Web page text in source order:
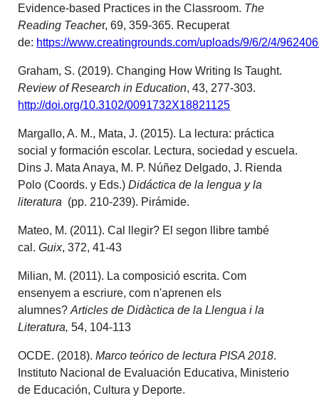
Evidence-based Practices in the Classroom. The
Reading Teacher, 69, 359-365. Recuperat
de: https://www.creatingrounds.com/uploads/9/6/2/4/
Graham, S. (2019). Changing How Writing Is Taught.
Review of Research in Education, 43, 277-303.
http://doi.org/10.3102/0091732X18821125
Margallo, A. M., Mata, J. (2015). La lectura: práctica
social y formación escolar. Lectura, sociedad y escuela.
Dins J. Mata Anaya, M. P. Núñez Delgado, J. Rienda
Polo (Coords. y Eds.)Didáctica de la lengua y la
literatura (pp. 210-239). Pirámide.
Mateo, M. (2011). Cal llegir? El segon llibre també
cal.Guix, 372, 41-43
Milian, M. (2011). La composició escrita. Com
ensenyem a escriure, com n'aprenen els
alumnes?Articles de Didàctica de la Llengua i la
Literatura, 54, 104-113
OCDE. (2018).Marco teórico de lectura PISA 2018.
Instituto Nacional de Evaluación Educativa, Ministerio
de Educación, Cultura y Deporte.